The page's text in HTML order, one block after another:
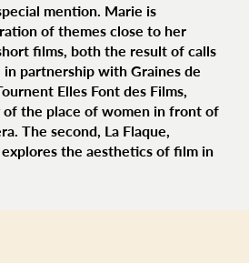
mention. Marie is
of themes close to her
films, both the result of calls
partnership with Graines de
Elles Font des Films,
of the place of women in front of
The second, La Flaque,
the aesthetics of film in